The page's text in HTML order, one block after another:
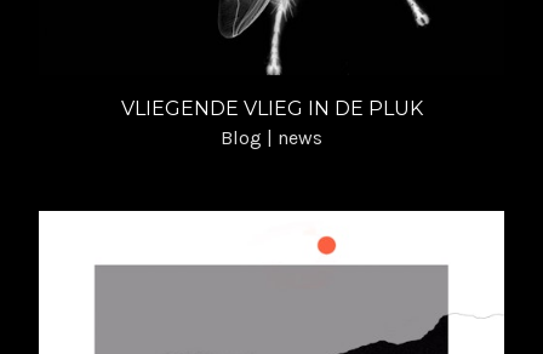
VLIEGENDE VLIEG IN DE PLUK
Blog | news